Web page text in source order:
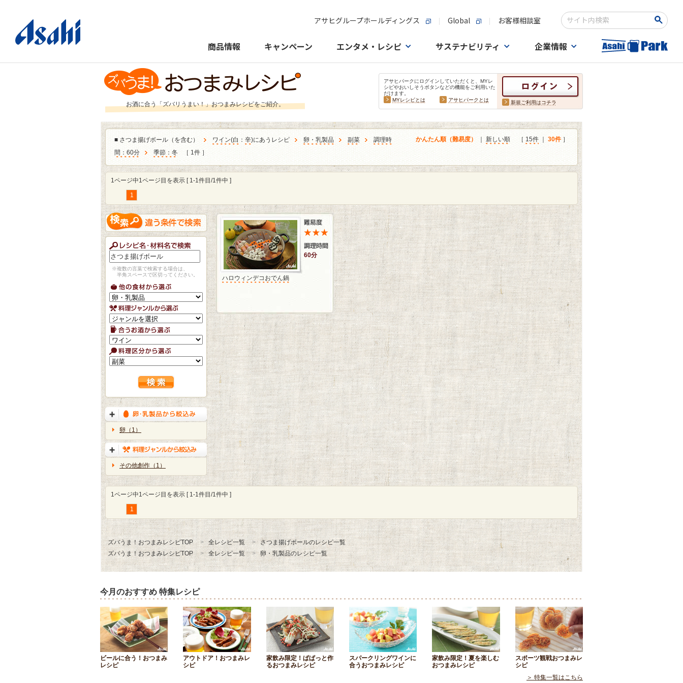
アサヒグループホールディングス Global お客様相談室
検索キーワード入力
商品情報 キャンペーン エンタメ・レシピ サステナビリティ 企業情報
お酒に合う「ズバリうまい！」おつまみレシピをご紹介。
アサヒパークにログインしていただくと、MYレ
シピやおいしそうボタンなどの機能をご利用いた
だけます。
MYレシピとは
アサヒパークとは 新規ご利用はコチラ
■ さつま揚げボール（を含む） ワイン(白 ： 辛)にあうレシピ 卵・乳製品 副菜
調理時
間：60分
季節：冬 ［ 1件 ］
かんたん順（難易度） 新しい順 ［ 15件 30件 ］
1ページ中1ページ目を表示 [ 1-1件目/1件中 ]
1
※複数の言葉で検索する場合は、
半角スペースで区切ってください。
卵（1）
その他創作（1）
60分
ハロウィンデコおでん鍋
1ページ中1ページ目を表示 [ 1-1件目/1件中 ]
1
ズバうま！おつまみレシピTOP 全レシピ一覧
さつま揚げボールのレシピ一覧
ズバうま！おつまみレシピTOP
全レシピ一覧 卵・乳製品のレシピ一覧
今月のおすすめ 特集レシピ
ビールに合う！おつまみ
レシピ
アウトドア！おつまみレ
シピ
家飲み限定！ぱぱっと作
るおつまみレシピ
スパークリングワインに
合うおつまみレシピ
家飲み限定！夏を楽しむ
おつまみレシピ
スポーツ観戦おつまみレ
シピ
＞ 特集一覧はこちら